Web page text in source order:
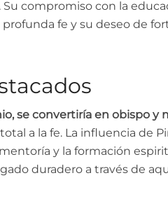
compromiso con la
fe y su deseo de
se convertiría en obispo y
a la fe. La influencia de
y la formación
duradero a través de